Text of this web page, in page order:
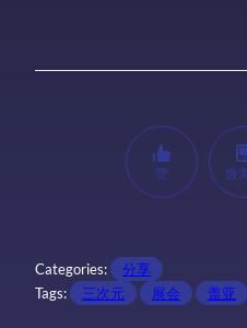
赞 微
Categories:
分享
Tags:
三次元 展会 盖亚